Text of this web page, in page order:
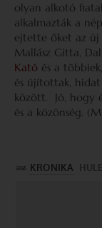
olyan alkotó
alkalmazták a
ejtette őket az új
Mallász Gitta,
Kató és a
és újítottak,
között. Jó, hogy
és a közönség.